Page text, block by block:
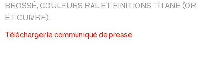
BROSSÉ, COULEURS RAL ET FINITIONS TITANE (OR
ET CUIVRE).
Télécharger le communiqué de presse